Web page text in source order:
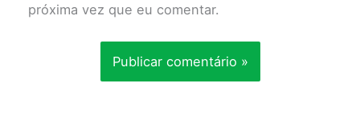
próxima vez que eu comentar.